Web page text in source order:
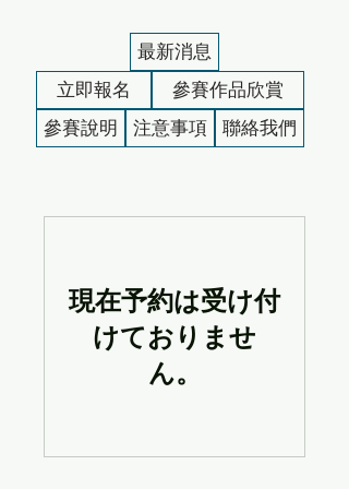
最新消息
立即報名
參賽作品欣賞
參賽說明
注意事項 聯絡我們
現在予約は受け付
けておりませ
ん。